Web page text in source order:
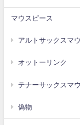
マウスピース
アルトサックスマ
オットーリンク
テナーサックスマ
偽物